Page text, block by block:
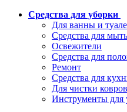
Средства для уборки
Для ванны и
Средства для
Освежители
Средства для
Ремонт
Средства для
Для чистки ковров
Инструменты для